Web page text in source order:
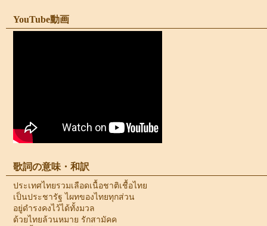
YouTube動画
歌詞の意味・和訳
ประเทศไทยรวมเลือดเนื้อชาติเชื้อไทย
เป็นประชารัฐ ไผทของไทยทุกส่วน
อยู่ดำรงคงไว้ได้ทั้งมวล
ด้วยไทยล้วนหมาย รักสามัคค